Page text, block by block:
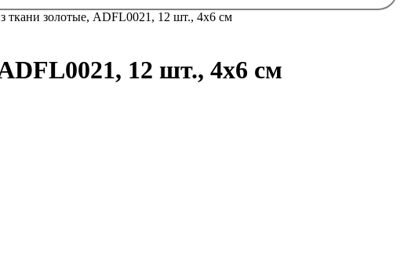
ткани золотые, ADFL0021, 12 шт., 4х6 см
12 шт., 4х6 см